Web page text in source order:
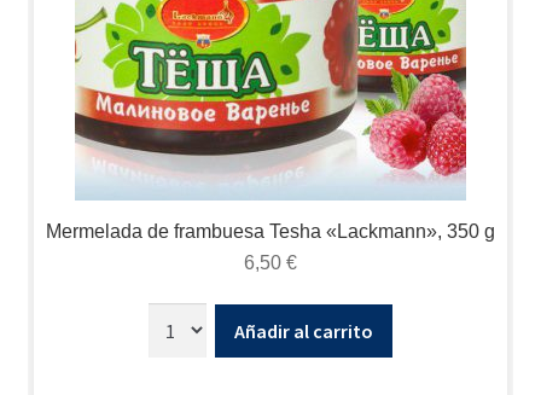
Mermelada de frambuesa Tesha «Lackmann», 350 g
6,50 €
Añadir al carrito